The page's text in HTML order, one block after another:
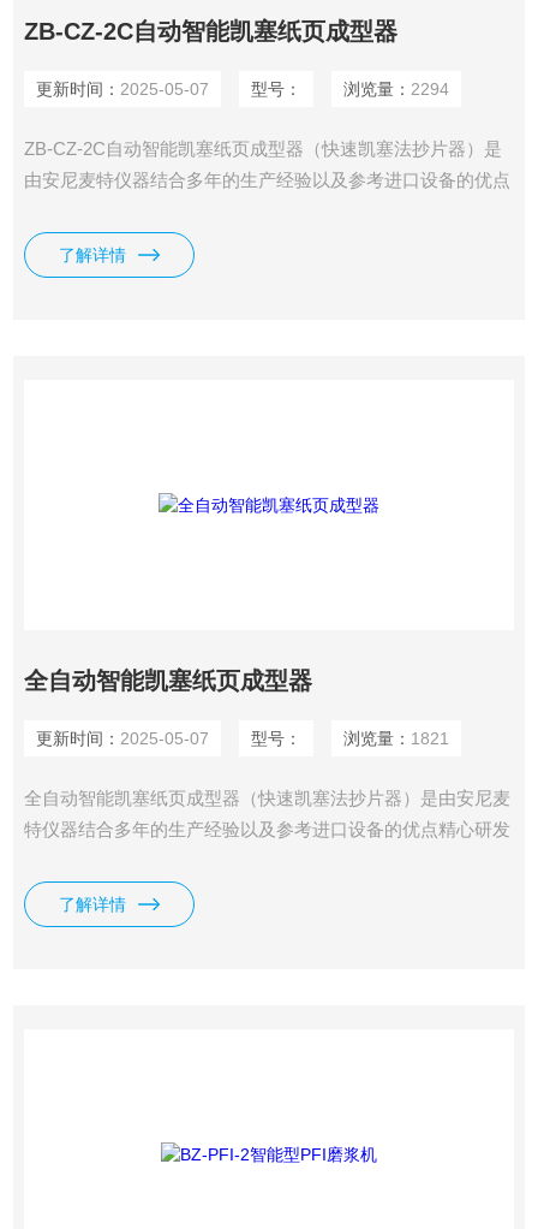
ZB-CZ-2C自动智能凯塞纸页成型器
更新时间： 2025-05-07 型号： 浏览量： 2294
ZB-CZ-2C自动智能凯塞纸页成型器（快速凯塞法抄片器）是
由安尼麦特仪器结合多年的生产经验以及参考进口设备的优点
的实验用设备。在实验室中，植物、矿物等各种纤维经过蒸
煮、打浆、筛浆后，把纸浆进行标准疏解，再放入抄片料筒
了解详情
全自动智能凯塞纸页成型器
更新时间： 2025-05-07 型号： 浏览量： 1821
全自动智能凯塞纸页成型器（快速凯塞法抄片器）是由安尼麦
特仪器结合多年的生产经验以及参考进口设备的优点精心研发
设备。在实验室中，植物、矿物等各种纤维经过蒸煮、打浆、
筛浆后，把纸浆进行标准疏解，再放入抄片料筒中，搅拌后快
了解详情